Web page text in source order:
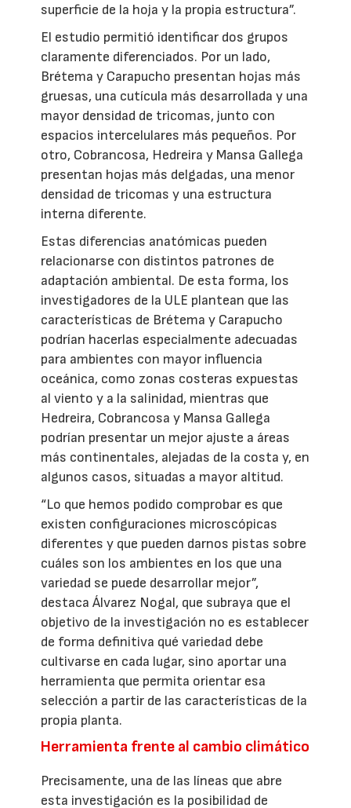
superficie de la hoja y la propia estructura”.
El estudio permitió identificar dos grupos
claramente diferenciados. Por un lado,
Brétema y Carapucho presentan hojas más
gruesas, una cutícula más desarrollada y una
mayor densidad de tricomas, junto con
espacios intercelulares más pequeños. Por
otro, Cobrancosa, Hedreira y Mansa Gallega
presentan hojas más delgadas, una menor
densidad de tricomas y una estructura
interna diferente.
Estas diferencias anatómicas pueden
relacionarse con distintos patrones de
adaptación ambiental. De esta forma, los
investigadores de la ULE plantean que las
características de Brétema y Carapucho
podrían hacerlas especialmente adecuadas
para ambientes con mayor influencia
oceánica, como zonas costeras expuestas
al viento y a la salinidad, mientras que
Hedreira, Cobrancosa y Mansa Gallega
podrían presentar un mejor ajuste a áreas
más continentales, alejadas de la costa y, en
algunos casos, situadas a mayor altitud.
“Lo que hemos podido comprobar es que
existen configuraciones microscópicas
diferentes y que pueden darnos pistas sobre
cuáles son los ambientes en los que una
variedad se puede desarrollar mejor”,
destaca Álvarez Nogal, que subraya que el
objetivo de la investigación no es establecer
de forma definitiva qué variedad debe
cultivarse en cada lugar, sino aportar una
herramienta que permita orientar esa
selección a partir de las características de la
propia planta.
Herramienta frente al cambio climático
Precisamente, una de las líneas que abre
esta investigación es la posibilidad de